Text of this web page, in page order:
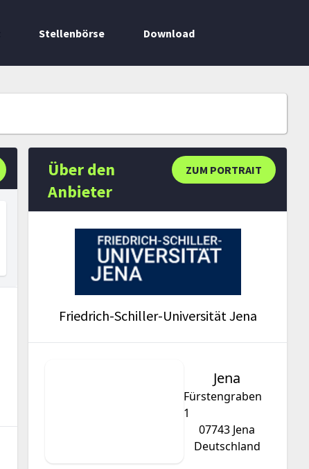
Stellenbörse Download
ZUM PORTRAIT
Über den
Anbieter
Friedrich-Schiller-Universität Jena
Jena
Fürstengraben
1
07743 Jena
Deutschland